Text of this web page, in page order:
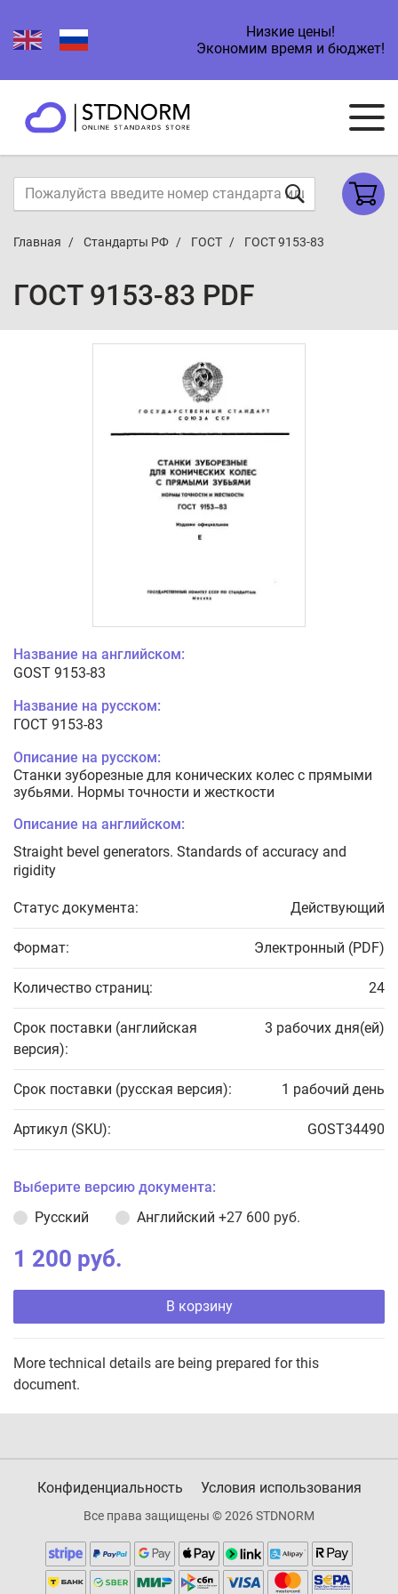
Низкие цены!
Экономим время и бюджет!
Главная Стандарты РФ ГОСТ ГОСТ 9153-83
ГОСТ 9153-83 PDF
Название на английском:
GOST 9153-83
Название на русском:
ГОСТ 9153-83
Описание на русском:
Станки зуборезные для конических колес с прямыми
зубьями. Нормы точности и жесткости
Описание на английском:
Straight bevel generators. Standards of accuracy and
rigidity
Статус документа: Действующий
Формат: Электронный (PDF)
Количество страниц: 24
Срок поставки (английская
версия):
3 рабочих дня(ей)
Срок поставки (русская версия): 1 рабочий день
Артикул (SKU): GOST34490
Выберите версию документа:
Русский
Английский +27 600 руб.
1 200 руб.
В корзину
More technical details are being prepared for this
document.
Конфиденциальность Условия использования
Все права защищены © 2026 STDNORM